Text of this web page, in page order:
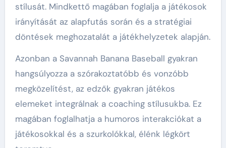
stílusát. Mindkettő magában foglalja a játékosok
irányítását az alapfutás során és a stratégiai
döntések meghozatalát a játékhelyzetek alapján.
Azonban a Savannah Banana Baseball gyakran
hangsúlyozza a szórakoztatóbb és vonzóbb
megközelítést, az edzők gyakran játékos
elemeket integrálnak a coaching stílusukba. Ez
magában foglalhatja a humoros interakciókat a
játékosokkal és a szurkolókkal, élénk légkört